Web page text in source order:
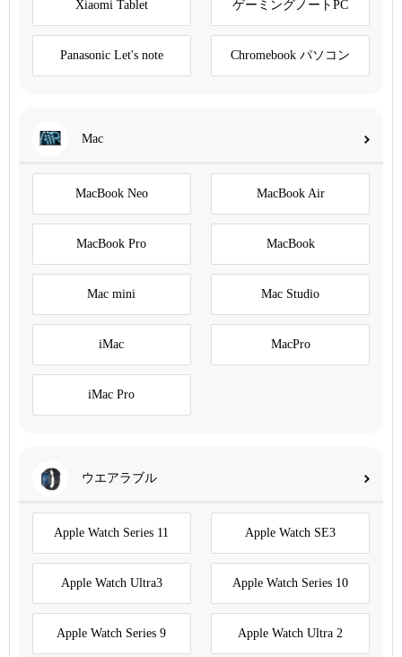
Xiaomi Tablet ゲーミングノートPC
Panasonic Let's note Chromebook パソコン
Mac
MacBook Neo MacBook Air
MacBook Pro MacBook
Mac mini Mac Studio
iMac MacPro
iMac Pro
ウエアラブル
Apple Watch Series 11 Apple Watch SE3
Apple Watch Ultra3 Apple Watch Series 10
Apple Watch Series 9 Apple Watch Ultra 2